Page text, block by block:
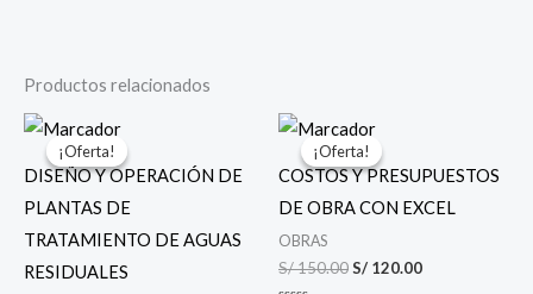
Productos relacionados
¡Oferta!
¡Oferta!
DISEÑO Y OPERACIÓN DE
PLANTAS DE
TRATAMIENTO DE AGUAS
RESIDUALES
El
precio
original
era:
S/ 150.00.
actual
es:
¡Oferta!
¡Oferta!
COSTOS Y PRESUPUESTOS
DE OBRA CON EXCEL
OBRAS
S/150.00
El
precio
original
era:
S/ 150.00.
S/ 120.00
es:
S/ 120.00.